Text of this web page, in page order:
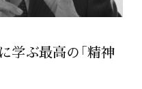
学ぶ最高の「精神